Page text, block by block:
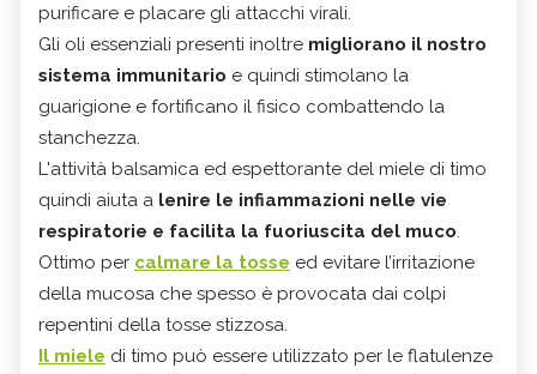
purificare e placare gli attacchi virali.
Gli oli essenziali presenti inoltre migliorano il nostro
sistema immunitario e quindi stimolano la
guarigione e fortificano il fisico combattendo la
stanchezza.
L'attività balsamica ed espettorante del miele di timo
quindi aiuta a lenire le infiammazioni nelle vie
respiratorie e facilita la fuoriuscita del muco.
Ottimo per calmare la tosse ed evitare l’irritazione
della mucosa che spesso è provocata dai colpi
repentini della tosse stizzosa.
Il miele di timo può essere utilizzato per le flatulenze